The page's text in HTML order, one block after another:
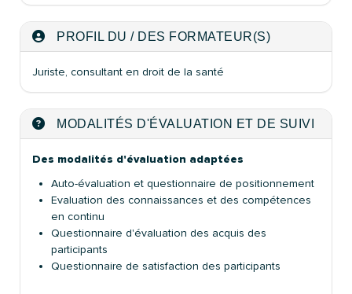
PROFIL DU / DES FORMATEUR(S)
Juriste, consultant en droit de la santé
MODALITÉS D'ÉVALUATION ET DE SUIVI
Des modalités d'évaluation adaptées
Auto-évaluation et questionnaire de positionnement
Evaluation des connaissances et des compétences
en continu
Questionnaire d'évaluation des acquis des
participants
Questionnaire de satisfaction des participants